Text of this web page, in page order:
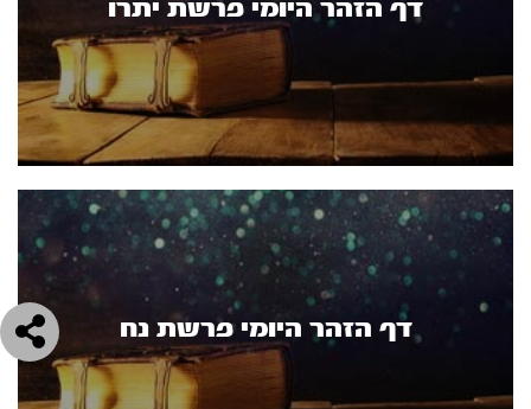
דף הזהר היומי פרשת יתרו
דף הזהר היומי פרשת נח